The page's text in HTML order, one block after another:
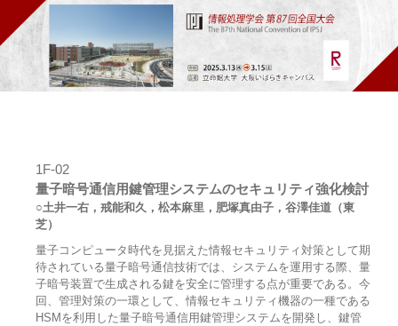
1F-02
量子暗号通信用鍵管理システムのセキュリティ強化検討
○土井一右，戒能和久，松本麻里，肥塚真由子，谷澤佳道（東
芝）
量子コンピュータ時代を見据えた情報セキュリティ対策として期
待されている量子暗号通信技術では、システムを運用する際、量
子暗号装置で生成される鍵を安全に管理する点が重要である。今
回、管理対策の一環として、情報セキュリティ機器の一種である
HSMを利用した量子暗号通信用鍵管理システムを開発し、鍵管